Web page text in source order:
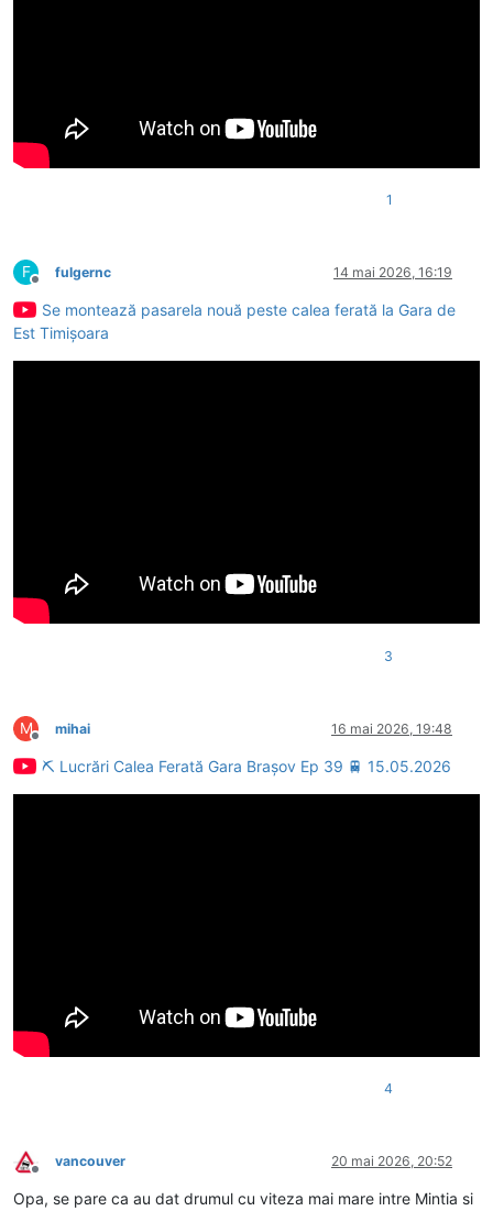
1
F
Deconectat
fulgernc 14 mai 2026, 16:19
Se montează pasarela nouă peste calea ferată la Gara de
Est Timișoara
3
M
Deconectat
mihai 16 mai 2026, 19:48
⛏ Lucrări Calea Ferată Gara Brașov Ep 39 🚆 15.05.2026
4
Deconectat
vancouver 20 mai 2026, 20:52
Opa, se pare ca au dat drumul cu viteza mai mare intre Mintia si